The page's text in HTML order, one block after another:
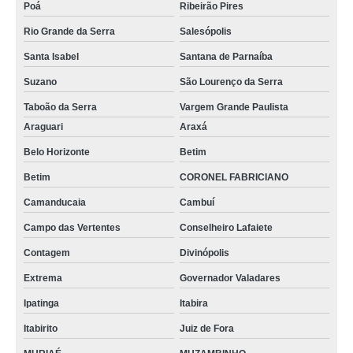
equipamento de laboratório de bioquímica valor Planaltina de Goiás
equipamentos de laboratório escolar Mesquita
preço de equipamento de laboratório de microbiologia Tijucas do Sul
equipamento de laboratório de microbiologia Itapuã
equipamento para farmácia de manipulação Resende
equipamento e material de laboratório Rio Branco do Sul
valor de equipamento para laboratório especializado em tratamento de
valor de equipamento de laboratório escolar Arujá
valor de equipamento e material de laboratório Embu das Artes
Poá Ribeirão Pires
Rio Grande da Serra Salesópolis
Santa Isabel Santana de Parnaíba
Suzano São Lourenço da Serra
Taboão da Serra
Vargem Grande Paulista
Araguari
Araxá
Belo Horizonte Betim
Betim CORONEL FABRICIANO
Camanducaia Cambuí
Campo das Vertentes Conselheiro Lafaiete
Contagem Divinópolis
Extrema Governador Valadares
Ipatinga Itabira
Itabirito Juiz de Fora